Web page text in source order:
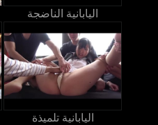
اليابانية الناضجة
اليابانية تلميذة